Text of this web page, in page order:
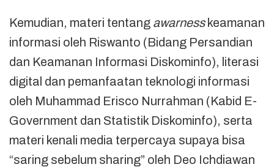
Kemudian, materi tentang awarnesskeamanan
informasi oleh Riswanto (Bidang Persandian
dan Keamanan Informasi Diskominfo), literasi
digital dan pemanfaatan teknologi informasi
oleh Muhammad Erisco Nurrahman (Kabid E-
Government dan Statistik Diskominfo), serta
materi kenali media terpercaya supaya bisa
“saring sebelum sharing” oleh Deo Ichdiawan